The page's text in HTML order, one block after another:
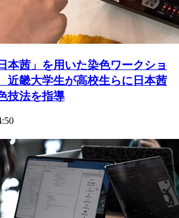
本茜」を用いた染色ワークショ
畿大学生が高校生らに日本茜
技法を指導